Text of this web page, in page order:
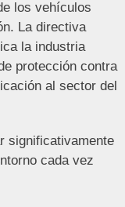
los vehículos
La directiva
la industria
protección contra
al sector del
significativamente
cada vez